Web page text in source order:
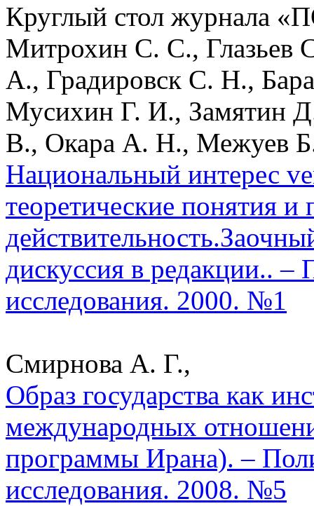
Круглый стол журнала
Митрохин С. С.,
А., Градировск С. Н.,
Мусихин Г. И., Замятин
В., Окара А. Н., Межуев
Национальный интерес
теоретические понятия и
дискуссия в редакции.. –
исследования. 2000. №1
Смирнова А. Г.,
Образ государства как
международных
программы Ирана). –
исследования. 2008. №5